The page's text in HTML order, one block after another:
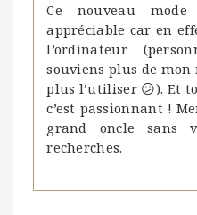
Ce nouveau
appréciable car en
l’ordinateur
souviens plus de mon
plus l’utiliser 😕). Et
c’est passionnant !
grand oncle sans
recherches.